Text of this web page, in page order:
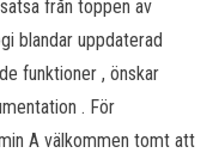
från toppen av
blandar uppdaterad
funktioner , önskar
. För
A välkommen tomt att